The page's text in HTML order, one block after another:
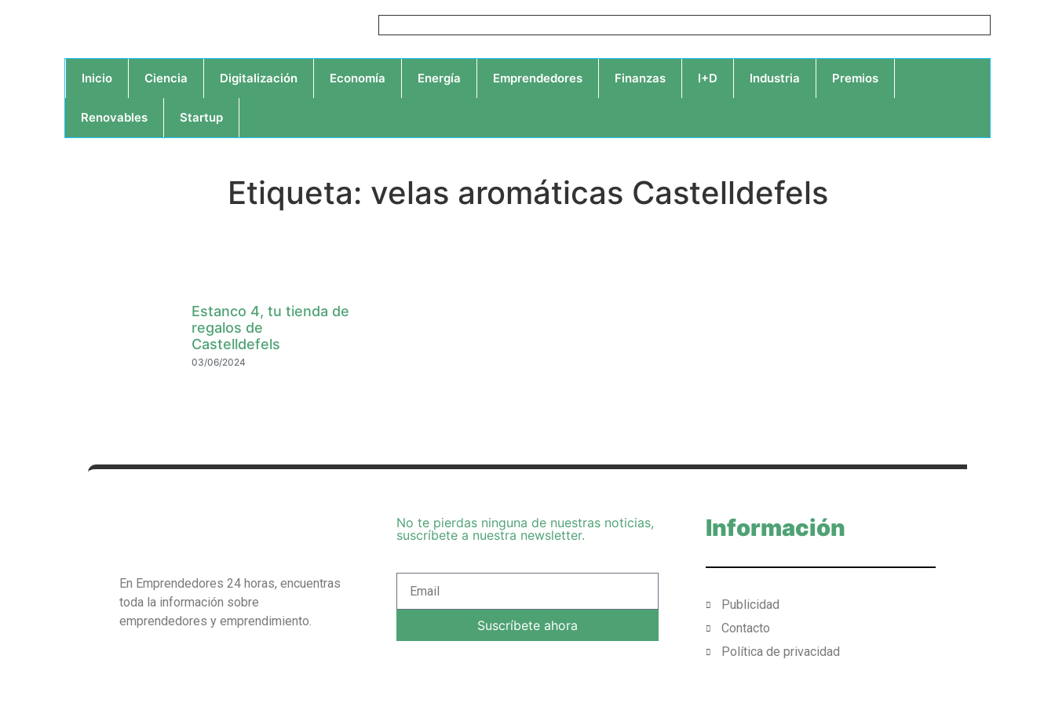
Inicio Ciencia Digitalización Economía Energía Emprendedores Finanzas I+D Industria Premios
Renovables Startup
Etiqueta: velas aromáticas Castelldefels
Estanco 4, tu tienda de
regalos de
Castelldefels
03/06/2024
En Emprendedores 24 horas, encuentras
toda la información sobre
emprendedores y emprendimiento.
No te pierdas ninguna de nuestras noticias,
suscríbete a nuestra newsletter.
Suscríbete ahora
Información
Publicidad
Contacto
Política de privacidad